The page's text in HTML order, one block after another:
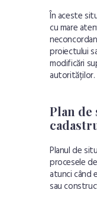
În aceste
cu mare
proiectului
modificări
autorităților.
Plan
Planul de
procesele
atunci când
sau